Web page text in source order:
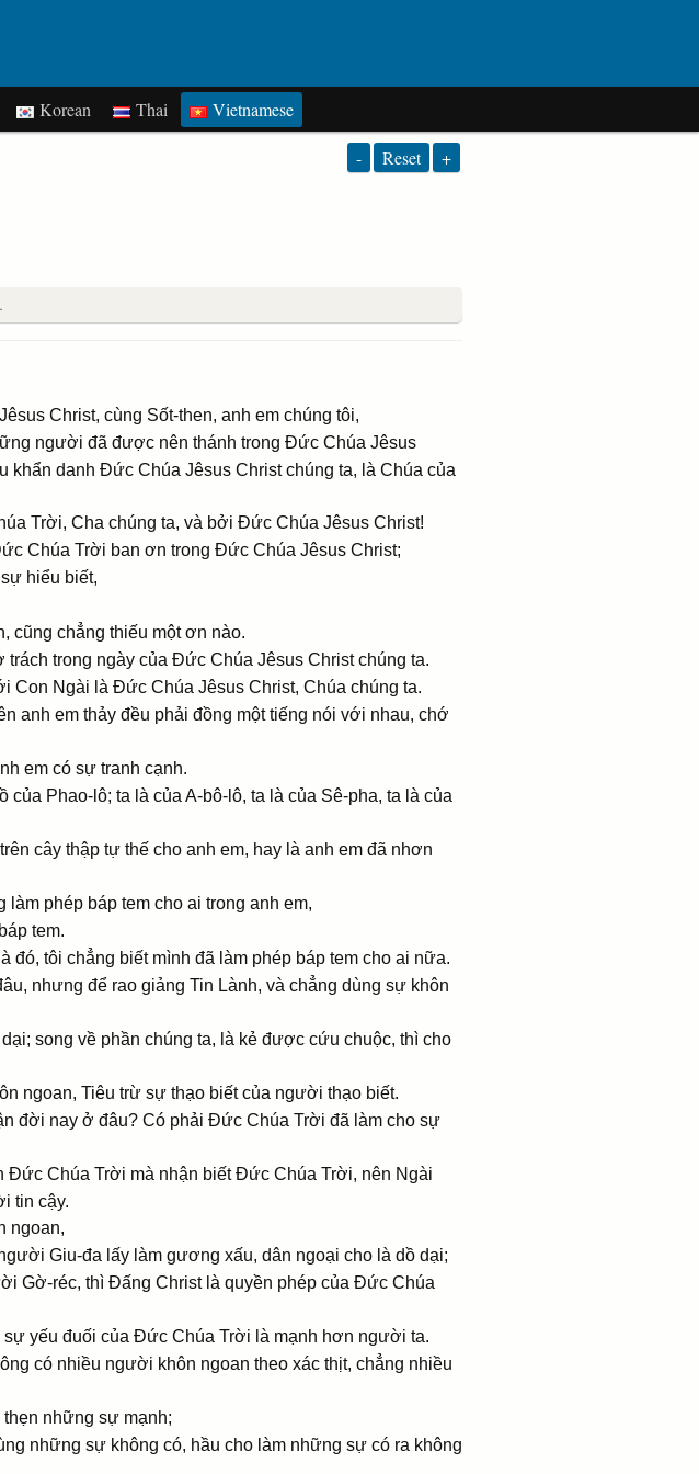
Korean Thai Vietnamese
- Reset +
Christ, cùng Sốt-then, anh em chúng tôi,
người đã được nên thánh trong Ðức Chúa Jêsus
danh Ðức Chúa Jêsus Christ chúng ta, là Chúa của
Trời, Cha chúng ta, và bởi Ðức Chúa Jêsus Christ!
Chúa Trời ban ơn trong Ðức Chúa Jêsus Christ;
hiểu biết,
cũng chẳng thiếu một ơn nào.
trong ngày của Ðức Chúa Jêsus Christ chúng ta.
Con Ngài là Ðức Chúa Jêsus Christ, Chúa chúng ta.
anh em thảy đều phải đồng một tiếng nói với nhau, chớ
em có sự tranh cạnh.
Phao-lô; ta là của A-bô-lô, ta là của Sê-pha, ta là của
cây thập tự thế cho anh em, hay là anh em đã nhơn
phép báp tem cho ai trong anh em,
tem.
tôi chẳng biết mình đã làm phép báp tem cho ai nữa.
nhưng để rao giảng Tin Lành, và chẳng dùng sự khôn
song về phần chúng ta, là kẻ được cứu chuộc, thì cho
ngoan, Tiêu trừ sự thạo biết của người thạo biết.
đời nay ở đâu? Có phải Ðức Chúa Trời đã làm cho sự
Ðức Chúa Trời mà nhận biết Ðức Chúa Trời, nên Ngài
tin cậy.
ngoan,
Giu-đa lấy làm gương xấu, dân ngoại cho là dồ dại;
Gờ-réc, thì Ðấng Christ là quyền phép của Ðức Chúa
yếu đuối của Ðức Chúa Trời là mạnh hơn người ta.
có nhiều người khôn ngoan theo xác thịt, chẳng nhiều
những sự mạnh;
những sự không có, hầu cho làm những sự có ra không